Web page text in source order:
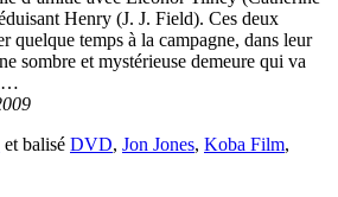
Henry (J. J. Field). Ces deux
quelque temps à la campagne, dans leur
sombre et mystérieuse demeure qui va
et balisé DVD, Jon Jones, Koba Film,